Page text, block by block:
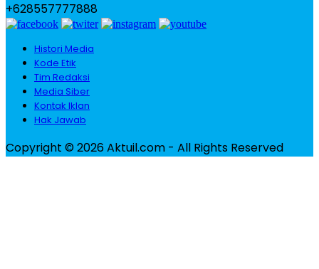
+628557777888
Histori Media
Kode Etik
Tim Redaksi
Media Siber
Kontak Iklan
Hak Jawab
Copyright © 2026 Aktuil.com - All Rights Reserved